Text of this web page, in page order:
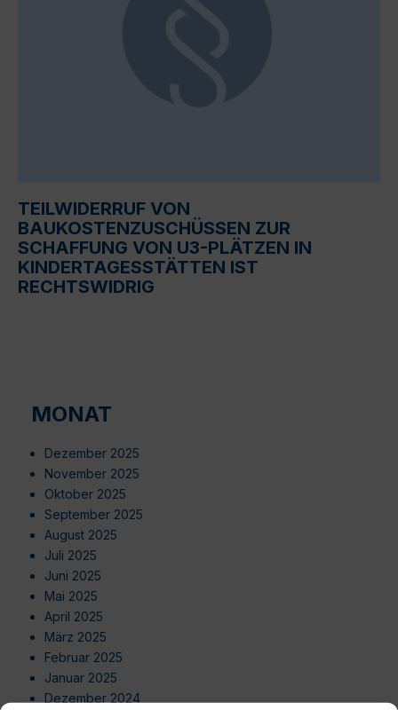
TEILWIDERRUF VON
BAUKOSTENZUSCHÜSSEN ZUR
SCHAFFUNG VON U3-PLÄTZEN IN
KINDERTAGESSTÄTTEN IST
RECHTSWIDRIG
MONAT
Dezember 2025
November 2025
Oktober 2025
September 2025
August 2025
Juli 2025
Juni 2025
Mai 2025
April 2025
März 2025
Februar 2025
Januar 2025
Dezember 2024